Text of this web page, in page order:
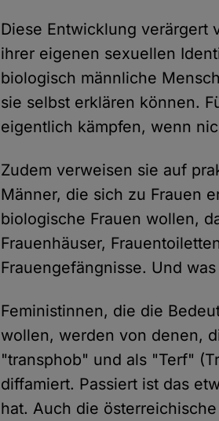
Diese Entwicklung verärgert
ihrer eigenen sexuellen
biologisch männliche
sie selbst erklären können.
eigentlich kämpfen, wenn
Zudem verweisen sie auf
Männer, die sich zu Frauen
biologische Frauen wollen,
Frauenhäuser,
Frauengefängnisse. Und
Feministinnen, die die
wollen, werden von denen,
"transphob" und als "Terf"
diffamiert. Passiert ist das
hat. Auch die